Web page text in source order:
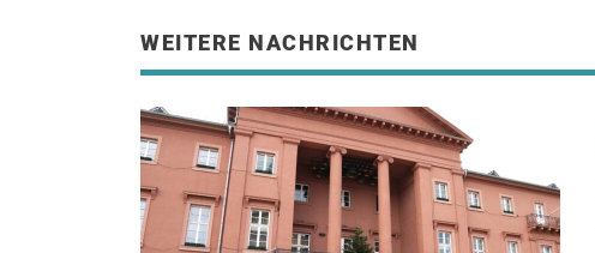
WEITERE NACHRICHTEN